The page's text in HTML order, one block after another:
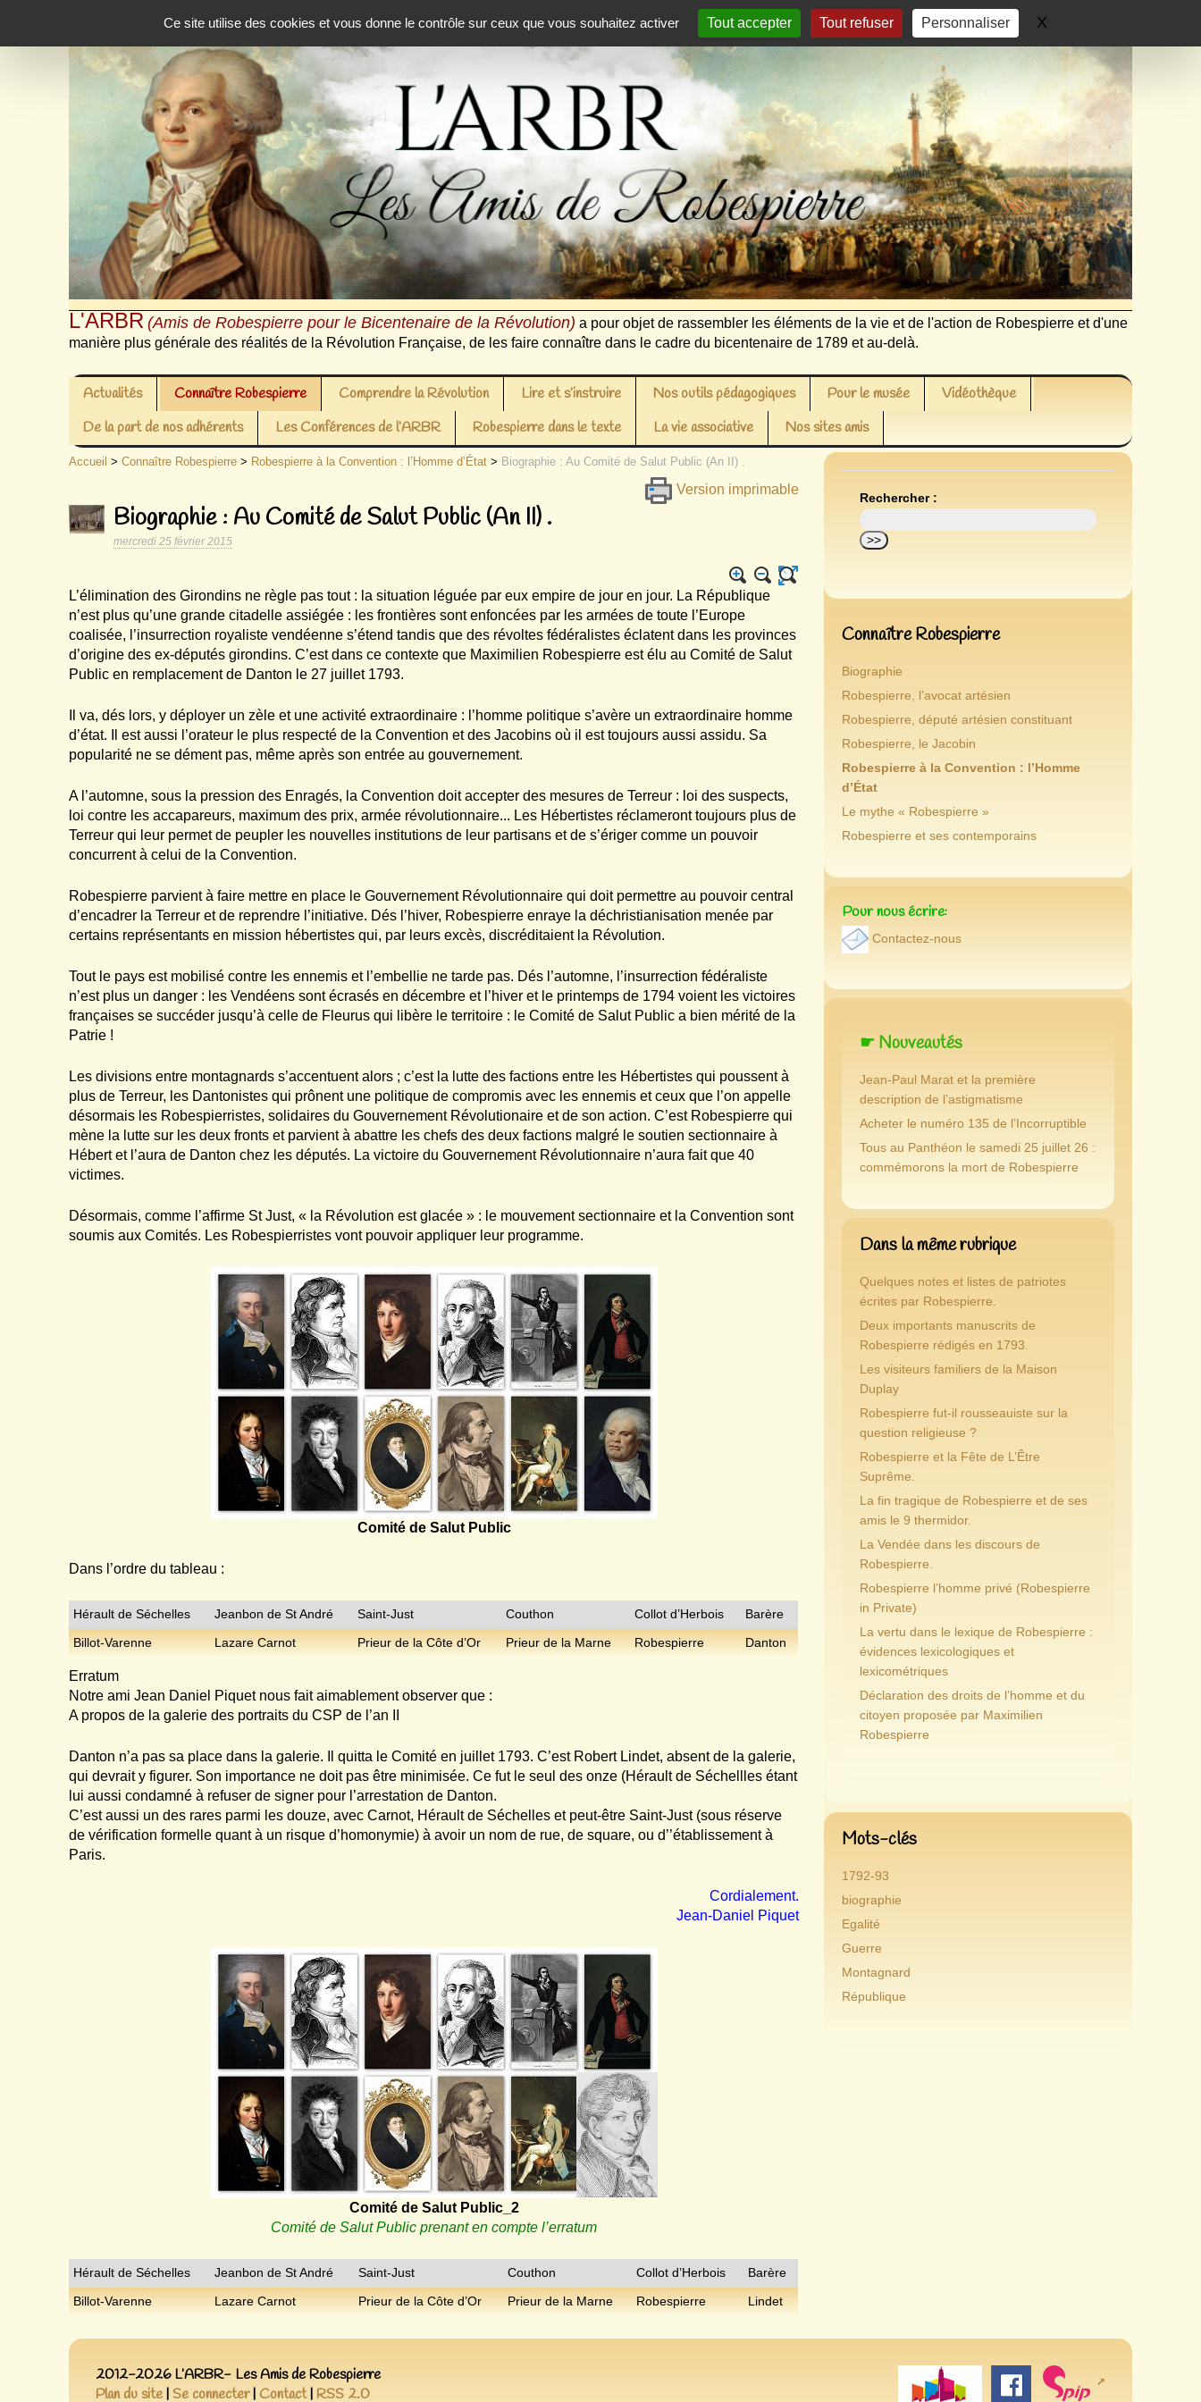
Ce site utilise des cookies et vous donne le contrôle sur ceux que vous souhaitez activer
Tout accepter Tout refuser Personnaliser X
L'ARBR (Amis de Robespierre pour le Bicentenaire de la Révolution) a pour objet de rassembler les éléments de la vie et de l'action de Robespierre et d'une
manière plus générale des réalités de la Révolution Française, de les faire connaître dans le cadre du bicentenaire de 1789 et au-delà.
Actualités Connaître Robespierre Comprendre la Révolution Lire et s’instruire Nos outils pédagogiques Pour le musée
Vidéothèque
De la part de nos adhérents
Les Conférences de l’ARBR Robespierre dans le texte La vie associative Nos sites amis
Accueil >Connaître Robespierre > Robespierre à la Convention : l’Homme d’État > Biographie : Au Comité de Salut Public (An II) .
Version imprimable
Biographie : Au Comité de Salut Public (An II) .
mercredi 25 février 2015
L’élimination des Girondins ne règle pas tout : la situation léguée par eux empire de jour en jour. La République
n’est plus qu’une grande citadelle assiégée : les frontières sont enfoncées par les armées de toute l’Europe
coalisée, l’insurrection royaliste vendéenne s’étend tandis que des révoltes fédéralistes éclatent dans les provinces
d’origine des ex-députés girondins. C’est dans ce contexte que Maximilien Robespierre est élu au Comité de Salut
Public en remplacement de Danton le 27 juillet 1793.
Il va, dés lors, y déployer un zèle et une activité extraordinaire : l’homme politique s’avère un extraordinaire homme
d’état. Il est aussi l’orateur le plus respecté de la Convention et des Jacobins où il est toujours aussi assidu. Sa
popularité ne se dément pas, même après son entrée au gouvernement.
A l’automne, sous la pression des Enragés, la Convention doit accepter des mesures de Terreur : loi des suspects,
loi contre les accapareurs, maximum des prix, armée révolutionnaire... Les Hébertistes réclameront toujours plus de
Terreur qui leur permet de peupler les nouvelles institutions de leur partisans et de s’ériger comme un pouvoir
concurrent à celui de la Convention.
Robespierre parvient à faire mettre en place le Gouvernement Révolutionnaire qui doit permettre au pouvoir central
d’encadrer la Terreur et de reprendre l’initiative. Dés l’hiver, Robespierre enraye la déchristianisation menée par
certains représentants en mission hébertistes qui, par leurs excès, discréditaient la Révolution.
Tout le pays est mobilisé contre les ennemis et l’embellie ne tarde pas. Dés l’automne, l’insurrection fédéraliste
n’est plus un danger : les Vendéens sont écrasés en décembre et l’hiver et le printemps de 1794 voient les victoires
françaises se succéder jusqu’à celle de Fleurus qui libère le territoire : le Comité de Salut Public a bien mérité de la
Patrie !
Les divisions entre montagnards s’accentuent alors ; c’est la lutte des factions entre les Hébertistes qui poussent à
plus de Terreur, les Dantonistes qui prônent une politique de compromis avec les ennemis et ceux que l’on appelle
désormais les Robespierristes, solidaires du Gouvernement Révolutionaire et de son action. C’est Robespierre qui
mène la lutte sur les deux fronts et parvient à abattre les chefs des deux factions malgré le soutien sectionnaire à
Hébert et l’aura de Danton chez les députés. La victoire du Gouvernement Révolutionnaire n’aura fait que 40
victimes.
Désormais, comme l’affirme St Just, « la Révolution est glacée » : le mouvement sectionnaire et la Convention sont
soumis aux Comités. Les Robespierristes vont pouvoir appliquer leur programme.
Comité de Salut Public
Dans l’ordre du tableau :
Hérault de Séchelles Jeanbon de St André Saint-Just Couthon Collot d’Herbois Barère
Billot-Varenne Lazare Carnot Prieur de la Côte d’Or Prieur de la Marne Robespierre Danton
Erratum
Notre ami Jean Daniel Piquet nous fait aimablement observer que :
A propos de la galerie des portraits du CSP de l’an II
Danton n’a pas sa place dans la galerie. Il quitta le Comité en juillet 1793. C’est Robert Lindet, absent de la galerie,
qui devrait y figurer. Son importance ne doit pas être minimisée. Ce fut le seul des onze (Hérault de Séchellles étant
lui aussi condamné à refuser de signer pour l’arrestation de Danton.
C’est aussi un des rares parmi les douze, avec Carnot, Hérault de Séchelles et peut-être Saint-Just (sous réserve
de vérification formelle quant à un risque d’homonymie) à avoir un nom de rue, de square, ou d’’établissement à
Paris.
Cordialement.
Jean-Daniel Piquet
Comité de Salut Public_2
Comité de Salut Public prenant en compte l’erratum
Hérault de Séchelles Jeanbon de St André Saint-Just Couthon Collot d’Herbois Barère
Billot-Varenne Lazare Carnot Prieur de la Côte d’Or Prieur de la Marne Robespierre Lindet
Rechercher :
Connaître Robespierre
Biographie
Robespierre, l’avocat artésien
Robespierre, député artésien constituant
Robespierre, le Jacobin
Robespierre à la Convention : l’Homme
d’État
Le mythe « Robespierre »
Robespierre et ses contemporains
Pour nous écrire:
Contactez-nous
☛ Nouveautés
Jean-Paul Marat et la première
description de l’astigmatisme
Acheter le numéro 135 de l’Incorruptible
Tous au Panthéon le samedi 25 juillet 26 :
commémorons la mort de Robespierre
Dans la même rubrique
Quelques notes et listes de patriotes
écrites par Robespierre.
Deux importants manuscrits de
Robespierre rédigés en 1793.
Les visiteurs familiers de la Maison
Duplay
Robespierre fut-il rousseauiste sur la
question religieuse ?
Robespierre et la Fête de L’Être
Suprême.
La fin tragique de Robespierre et de ses
amis le 9 thermidor.
La Vendée dans les discours de
Robespierre.
Robespierre l’homme privé (Robespierre
in Private)
La vertu dans le lexique de Robespierre :
évidences lexicologiques et
lexicométriques
Déclaration des droits de l’homme et du
citoyen proposée par Maximilien
Robespierre
Mots-clés
1792-93
biographie
Egalité
Guerre
Montagnard
République
2012-2026 L’ARBR- Les Amis de Robespierre
Plan du site Se connecter| Contact| RSS 2.0